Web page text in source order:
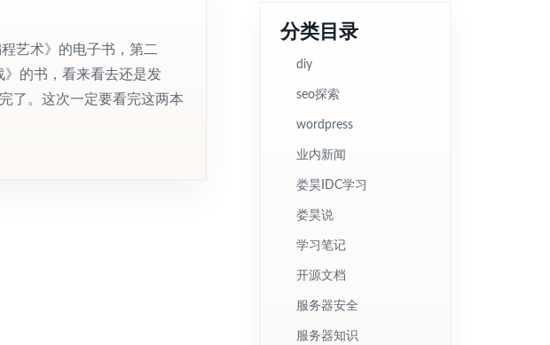
艺术》的电子书，第二
的书，看来看去还是发
了。这次一定要看完这两本
分类目录
diy
seo探索
wordpress
业内新闻
娄昊IDC学习
娄昊说
学习笔记
开源文档
服务器安全
服务器知识